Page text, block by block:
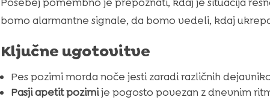
bomo alarmantne signale, da bomo vedeli, kdaj
Ključne ugotovitve
Pes pozimi morda noče jesti zaradi različnih
Pasji apetit pozimije pogosto povezan z dnevnim